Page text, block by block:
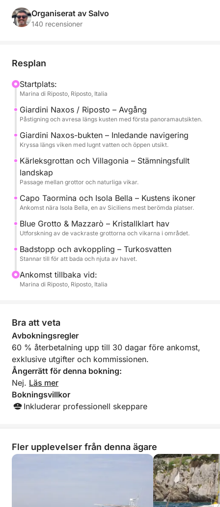
fängslande sträckor, där natur, hav och ikoniska
landskap möts. Under turen kommer du att beundra
dell'Amore och Blå grottan.
Upplevelsen är utformad för att erbjuda dig
avkoppling och komfort, med stopp för att bada i
det klara vattnet och stunder för att njuta av solen
och havet i fullständig lugn.
Ombord hittar du prosecco, läsk, snacks och alla
bekymmersfri upplevelse, tillsammans med en
skeppare och värdinna.
Turen är tillgänglig med avgångar kl. 10:00 eller
14:00 och genomförs även på engelska.
Bränsle (1 900 €) och skeppare/värdinna (500 €)
ingår inte i priset.
En perfekt upplevelse för dig som vill upptäcka
Taormina från havet på ett exklusivt och avslappnat
Organiserat av Salvo
140 recensioner
Resplan
Startplats:
Marina di Riposto, Riposto, Italia
Giardini Naxos / Riposto – Avgång
Påstigning och avresa längs kusten med första panoramautsikten.
Giardini Naxos-bukten – Inledande navigering
Kryssa längs viken med lugnt vatten och öppen utsikt.
Kärleksgrottan och Villagonia – Stämningsfullt
landskap
Passage mellan grottor och naturliga vikar.
Capo Taormina och Isola Bella – Kustens ikoner
Ankomst nära Isola Bella, en av Siciliens mest berömda platser.
Blue Grotto & Mazzarò – Kristallklart hav
Utforskning av de vackraste grottorna och vikarna i området.
Badstopp och avkoppling – Turkosvatten
Stannar till för att bada och njuta av havet.
Ankomst tillbaka vid:
Marina di Riposto, Riposto, Italia
Bra att veta
Avbokningsregler
60 % återbetalning upp till 30 dagar före ankomst,
exklusive utgifter och kommissionen.
Ångerrätt för denna bokning:
Nej. Läs mer
Bokningsvillkor
Inkluderar professionell skeppare
Fler upplevelser från denna ägare